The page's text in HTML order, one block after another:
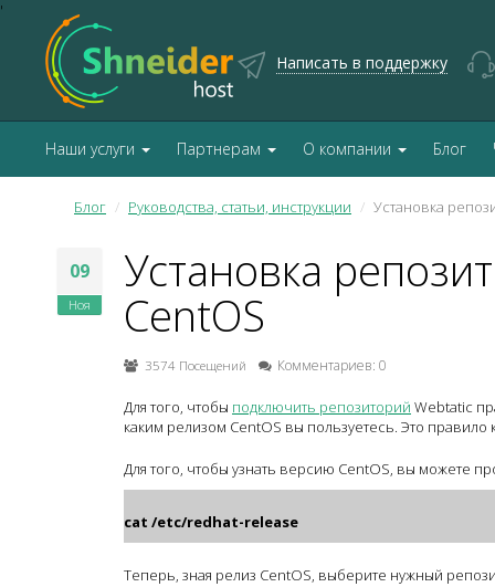
'
Написать в поддержку
Наши услуги Партнерам О компании Блог
Блог Руководства, статьи, инструкции Установка
09
Ноя
Установка
CentOS
3574 Посещений Комментариев: 0
Для того, чтобы подключить репозиторий Webtatic
каким релизом CentOS вы пользуетесь. Это правило
Для того, чтобы узнать версию CentOS, вы можете
cat /etc/redhat-release
Теперь, зная релиз CentOS, выберите нужный